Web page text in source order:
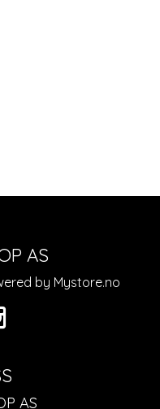
AS
by Mystore.no
AS